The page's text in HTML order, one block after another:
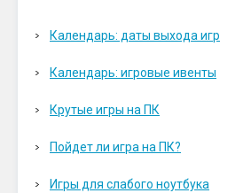
Календарь: даты выхода игр
Календарь: игровые ивенты
Крутые игры на ПК
Пойдет ли игра на ПК?
Игры для слабого ноутбука